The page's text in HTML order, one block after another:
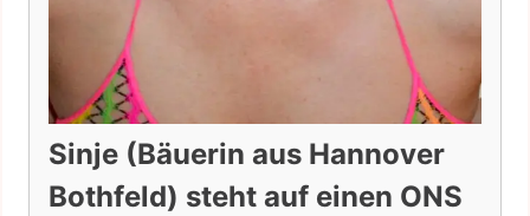
Sinje (Bäuerin aus Hannover
Bothfeld) steht auf einen ONS